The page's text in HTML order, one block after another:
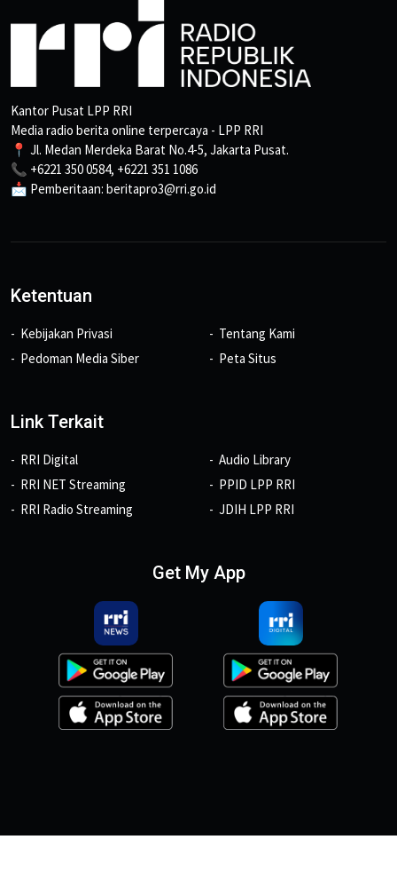
Kantor Pusat LPP RRI
Media radio berita online terpercaya - LPP RRI
📍 Jl. Medan Merdeka Barat No.4-5, Jakarta Pusat.
📞 +6221 350 0584, +6221 351 1086
📩 Pemberitaan: beritapro3@rri.go.id
Ketentuan
Kebijakan Privasi
Pedoman Media Siber
Tentang Kami
Peta Situs
Link Terkait
RRI Digital
RRI NET Streaming
RRI Radio Streaming
Audio Library
PPID LPP RRI
JDIH LPP RRI
Get My App